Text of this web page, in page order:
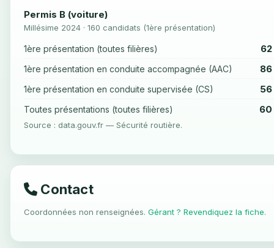
Permis B (voiture)
Millésime 2024 · 160 candidats (1ère présentation)
1ère présentation (toutes filières)
1ère présentation en conduite accompagnée (AAC) 86
1ère présentation en conduite supervisée (CS) 56
Toutes présentations (toutes filières) 60
Source : data.gouv.fr — Sécurité routière.
Contact
Coordonnées non renseignées. Gérant ? Revendiquez la fiche.